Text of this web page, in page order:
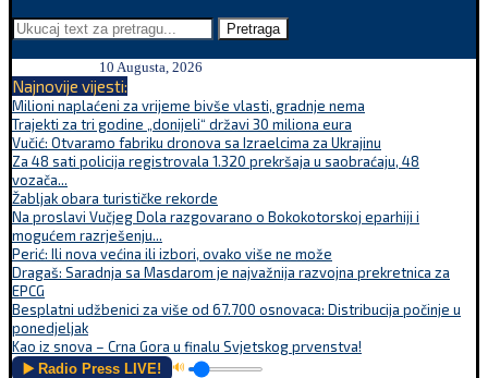
Pretraga
10 Augusta, 2026
Najnovije vijesti:
Milioni naplaćeni za vrijeme bivše vlasti, gradnje nema
Trajekti za tri godine „donijeli“ državi 30 miliona eura
Vučić: Otvaramo fabriku dronova sa Izraelcima za Ukrajinu
Za 48 sati policija registrovala 1.320 prekršaja u saobraćaju, 48
vozača...
Žabljak obara turističke rekorde
Na proslavi Vučjeg Dola razgovarano o Bokokotorskoj eparhiji i
mogućem razrješenju...
Perić: Ili nova većina ili izbori, ovako više ne može
Dragaš: Saradnja sa Masdarom je najvažnija razvojna prekretnica za
EPCG
Besplatni udžbenici za više od 67.700 osnovaca: Distribucija počinje u
ponedjeljak
Kao iz snova – Crna Gora u finalu Svjetskog prvenstva!
▶️ Radio Press LIVE! 🔊